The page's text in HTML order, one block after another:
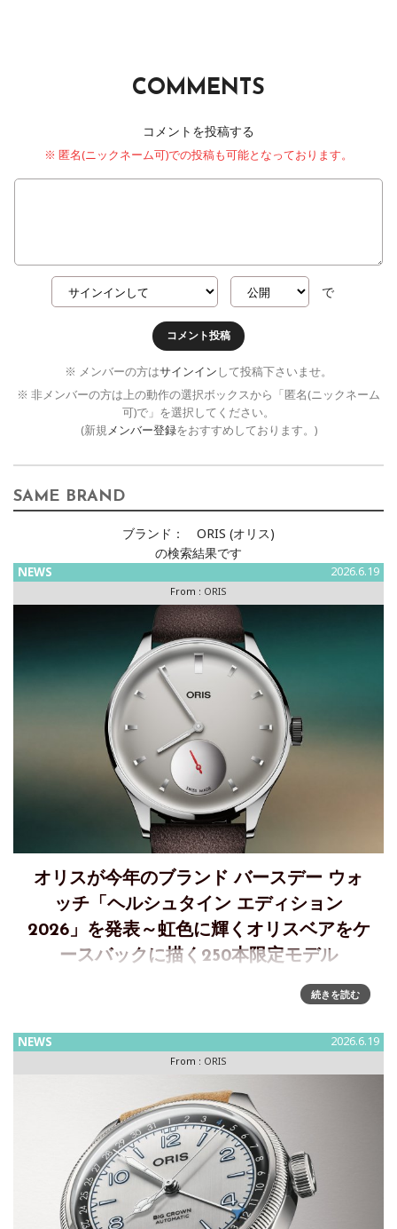
COMMENTS
コメントを投稿する
※ 匿名(ニックネーム可)での投稿も可能となっております。
で
コメント投稿
※ メンバーの方はサインイン して投稿下さいませ。
※ 非メンバーの方は上の動作の選択ボックスから「匿名(ニックネーム
可)で」を選択してください。
(新規メンバー登録をおすすめしております。)
SAME BRAND
ブランド：
ORIS (オリス)
の検索結果です
NEWS 2026.6.19
From : ORIS
オリスが今年のブランド バースデー ウォ
ッチ「ヘルシュタイン エディション
2026」を発表～虹色に輝くオリスベアをケ
ースバックに描く250本限定モデル
オリスの誕生日を祝う「ヘルシュタイン エディション
2026」年に一度の特別な日、毎年6月1日、オリスの特別な感
発表します。今年の「ヘルシュタイン エディション」は、新
型アートリエを
続きを読む
NEWS 2026.6.19
From : ORIS